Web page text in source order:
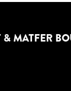
& MATFER